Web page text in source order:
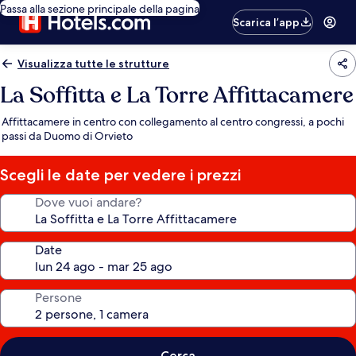
Passa alla sezione principale della pagina
Scarica l’app
Visualizza tutte le strutture
La Soffitta e La Torre Affittacamere
Affittacamere in centro con collegamento al centro congressi, a pochi
passi da Duomo di Orvieto
Scegli le date per vedere i prezzi
Dove vuoi andare?
Date
Persone